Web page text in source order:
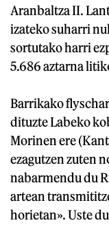
Aranbaltza II.
izateko suharri
sortutako harri
5.686 aztarna
Barrikako
dituzte Labeko
Morinen ere
ezagutzen zuten
nabarmendu du
artean
horietan». Uste